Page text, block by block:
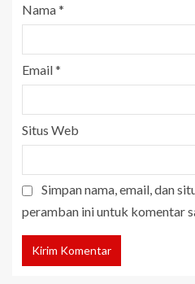
Nama*
Email*
Situs Web
Simpan nama, email, dan
peramban ini untuk komentar